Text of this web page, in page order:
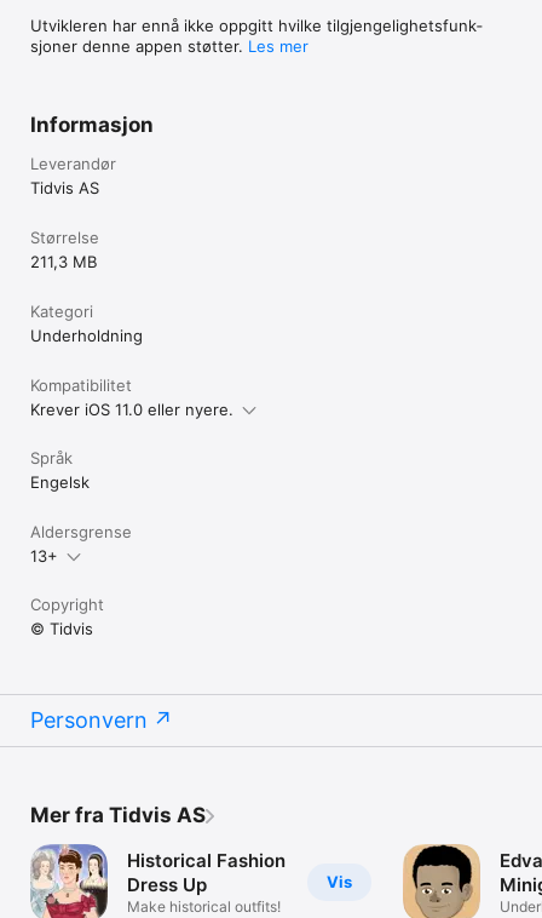
Utvikleren har ennå ikke oppgitt hvilke tilgjengelig­hets­funk­
sjoner denne appen støtter. Les mer
Informasjon
Leverandør
Tidvis AS
Størrelse
211,3 MB
Kategori
Underholdning
Kompatibilitet
Krever iOS 11.0 eller nyere.
Språk
Engelsk
Aldersgrense
13+
Copyright
© Tidvis
Personvern
Mer fra Tidvis AS
Vis
Historical Fashion
Dress Up
Make historical outfits!